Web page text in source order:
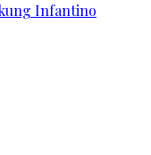
Infantino